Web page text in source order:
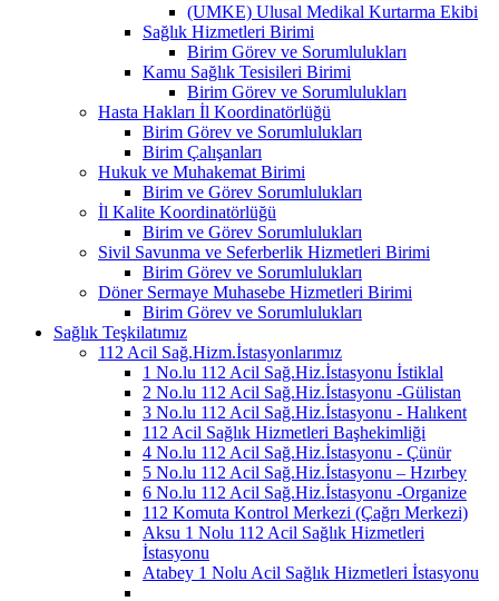
(UMKE) Ulusal Medikal Kurtarma Ekibi
Sağlık Hizmetleri Birimi
Birim Görev ve Sorumlulukları
Kamu Sağlık Tesisileri Birimi
Birim Görev ve Sorumlulukları
Hasta Hakları İl Koordinatörlüğü
Birim Görev ve Sorumlulukları
Birim Çalışanları
Hukuk ve Muhakemat Birimi
Birim ve Görev Sorumlulukları
İl Kalite Koordinatörlüğü
Birim ve Görev Sorumlulukları
Sivil Savunma ve Seferberlik Hizmetleri Birimi
Birim Görev ve Sorumlulukları
Döner Sermaye Muhasebe Hizmetleri Birimi
Birim Görev ve Sorumlulukları
Sağlık Teşkilatımız
112 Acil Sağ.Hizm.İstasyonlarımız
1 No.lu 112 Acil Sağ.Hiz.İstasyonu İstiklal
2 No.lu 112 Acil Sağ.Hiz.İstasyonu -Gülistan
3 No.lu 112 Acil Sağ.Hiz.İstasyonu - Halıkent
112 Acil Sağlık Hizmetleri Başhekimliği
4 No.lu 112 Acil Sağ.Hiz.İstasyonu - Çünür
5 No.lu 112 Acil Sağ.Hiz.İstasyonu – Hzırbey
6 No.lu 112 Acil Sağ.Hiz.İstasyonu -Organize
112 Komuta Kontrol Merkezi (Çağrı Merkezi)
Aksu 1 Nolu 112 Acil Sağlık Hizmetleri
İstasyonu
Atabey 1 Nolu Acil Sağlık Hizmetleri İstasyonu